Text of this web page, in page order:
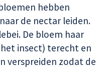
hebben
de nectar leiden.
De bloem haar
insect) terecht en
verspreiden zodat de